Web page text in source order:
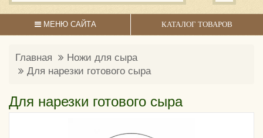
МЕНЮ САЙТА КАТАЛОГ ТОВАРОВ
Главная
Ножи для сыра
Для нарезки готового сыра
Для нарезки готового сыра